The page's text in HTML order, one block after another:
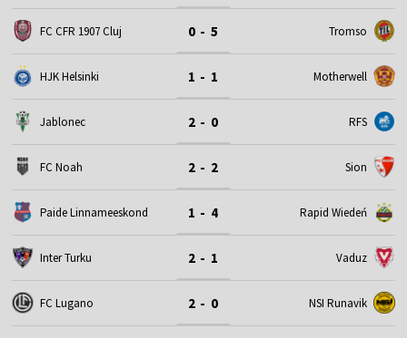
FC CFR 1907 Cluj 0 - 5 Tromso
HJK Helsinki 1 - 1 Motherwell
Jablonec 2 - 0 RFS
FC Noah 2 - 2 Sion
Paide Linnameeskond 1 - 4 Rapid Wiedeń
Inter Turku 2 - 1 Vaduz
FC Lugano 2 - 0 NSI Runavik